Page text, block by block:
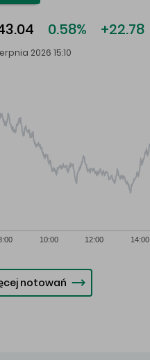
0.58% +22.78
2026 15:10
10:00 12:00 14:00
notowań